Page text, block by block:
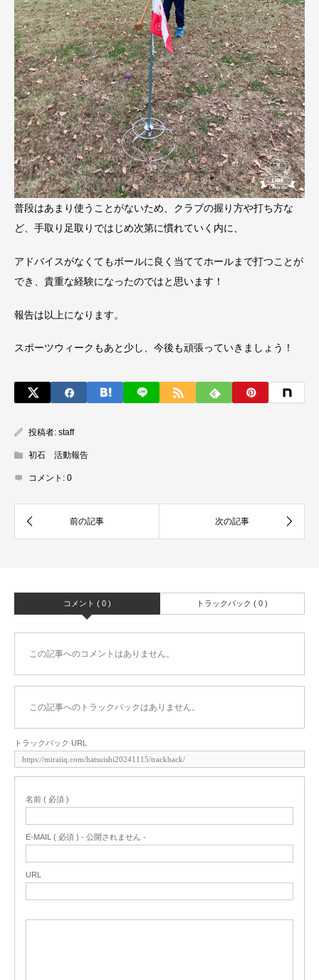
普段はあまり使うことがないため、クラブの握り方や打ち方な
ど、手取り足取りではじめ次第に慣れていく内に、
アドバイスがなくてもボールに良く当ててホールまで打つことが
でき、貴重な経験になったのではと思います！
報告は以上になります。
スポーツウィークもあと少し、今後も頑張っていきましょう！
投稿者: staff
初石 活動報告
コメント: 0
コメント ( 0 ) トラックバック ( 0 )
この記事へのコメントはありません。
この記事へのトラックバックはありません。
トラックバック URL
名前 ( 必須 )
E-MAIL ( 必須 ) - 公開されません -
URL